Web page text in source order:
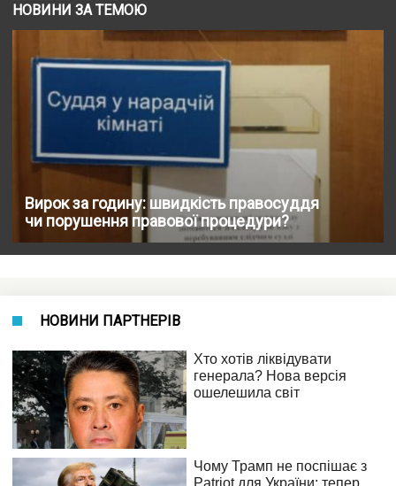
НОВИНИ ЗА ТЕМОЮ
Вирок за годину: швидкість правосуддя
чи порушення правової процедури?
НОВИНИ ПАРТНЕРІВ